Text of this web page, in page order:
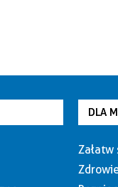
DLA
Załatw